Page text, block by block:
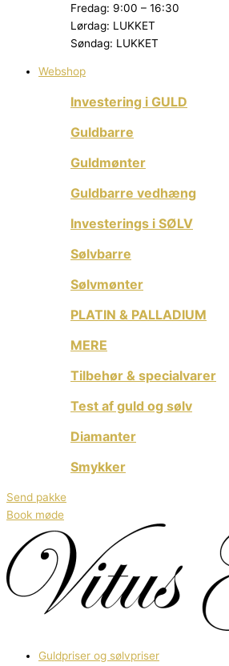
Fredag: 9:00 – 16:30
Lørdag: LUKKET
Søndag: LUKKET
Webshop
Investering i GULD
Guldbarre
Guldmønter
Guldbarre vedhæng
Investerings i SØLV
Sølvbarre
Sølvmønter
PLATIN & PALLADIUM
MERE
Tilbehør & specialvarer
Test af guld og sølv
Diamanter
Smykker
Send pakke
Book møde
Guldpriser og sølvpriser